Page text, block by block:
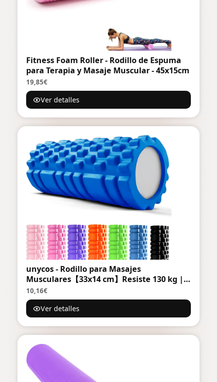
Fitness Foam Roller - Rodillo de Espuma
para Terapia y Masaje Muscular - 45x15cm
19,85€
Ver detalles
unycos - Rodillo para Masajes
Musculares【33x14 cm】Resiste 130 kg |
Cilindro de Espuma Dura para Fitness,
Terapia con Foam Roller | Automasaje
para Recuperación y Flexibilidad (Azul
Oscuro)
10,16€
Ver detalles